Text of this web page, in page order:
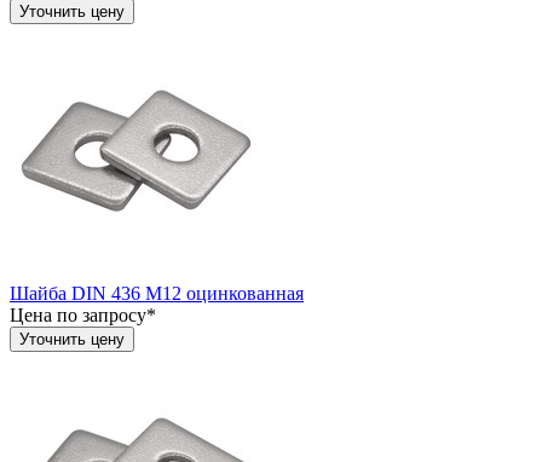
Уточнить цену
Шайба DIN 436 М12 оцинкованная
Цена по запросу*
Уточнить цену